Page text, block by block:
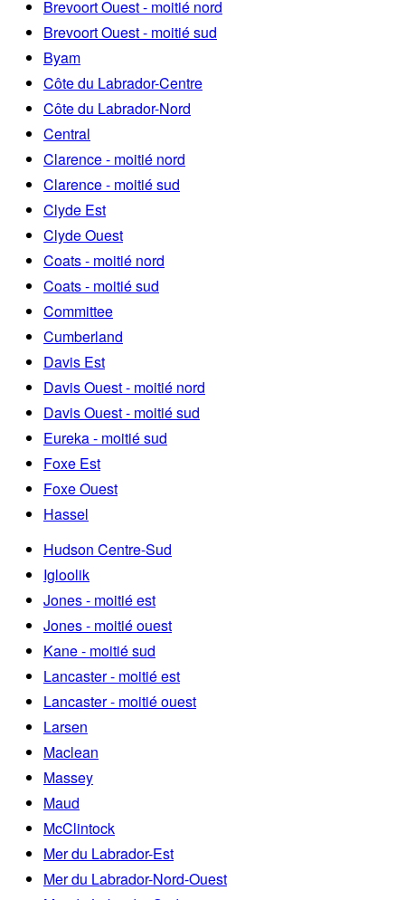
Brevoort Ouest - moitié nord
Brevoort Ouest - moitié sud
Byam
Côte du Labrador-Centre
Côte du Labrador-Nord
Central
Clarence - moitié nord
Clarence - moitié sud
Clyde Est
Clyde Ouest
Coats - moitié nord
Coats - moitié sud
Committee
Cumberland
Davis Est
Davis Ouest - moitié nord
Davis Ouest - moitié sud
Eureka - moitié sud
Foxe Est
Foxe Ouest
Hassel
Hudson Centre-Sud
Igloolik
Jones - moitié est
Jones - moitié ouest
Kane - moitié sud
Lancaster - moitié est
Lancaster - moitié ouest
Larsen
Maclean
Massey
Maud
McClintock
Mer du Labrador-Est
Mer du Labrador-Nord-Ouest